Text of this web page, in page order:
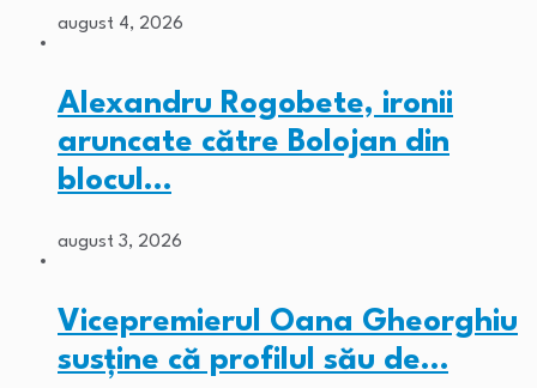
august 4, 2026
Alexandru Rogobete, ironii
aruncate către Bolojan din
blocul…
august 3, 2026
Vicepremierul Oana Gheorghiu
susține că profilul său de…